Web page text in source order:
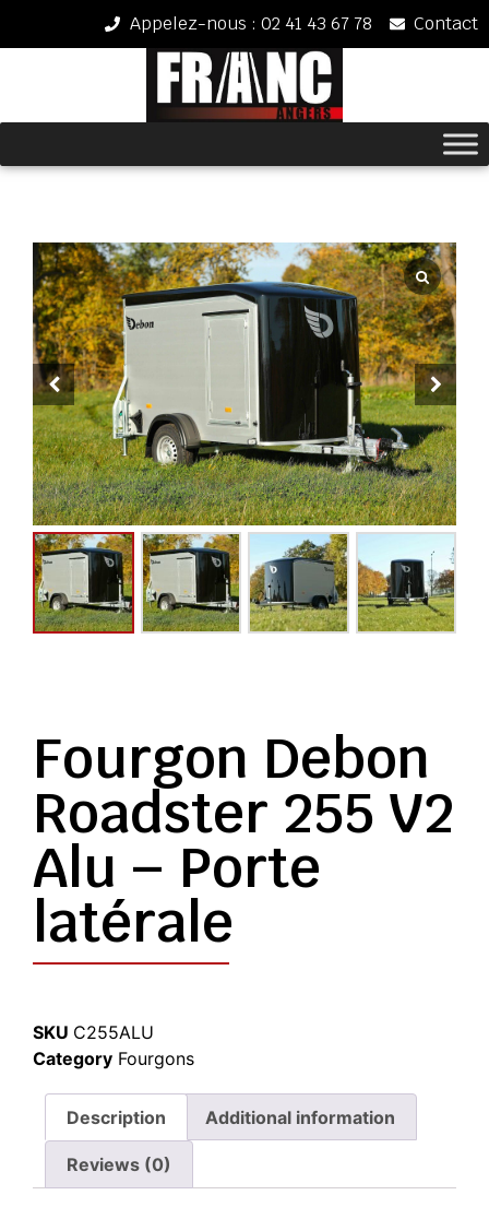
Appelez-nous : 02 41 43 67 78 Contact
Fourgon Debon
Roadster 255 V2
Alu – Porte
latérale
SKU C255ALU
Category Fourgons
Description Additional information
Reviews (0)